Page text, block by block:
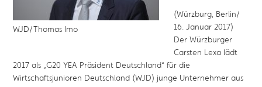
WJD/Thomas Imo
(Würzburg, Berlin/
16. Januar 2017)
Der Würzburger
Carsten Lexa lädt
2017 als „G20 YEA Präsident Deutschland“ für die
Wirtschaftsjunioren Deutschland (WJD) junge Unternehmer aus